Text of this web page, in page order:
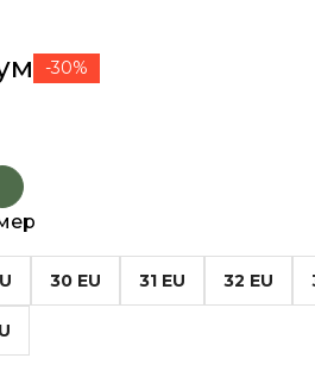
-30%
30 EU 31 EU 32 EU